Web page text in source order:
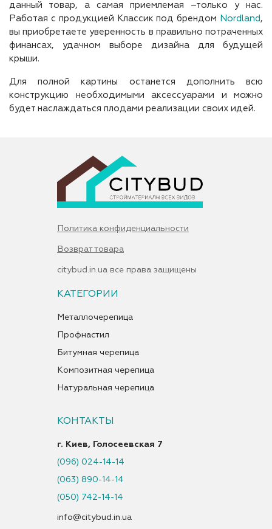
данный товар, а самая приемлемая –только у нас.
Работая с продукцией Классик под брендом Nordland,
вы приобретаете уверенность в правильно потраченных
финансах, удачном выборе дизайна для будущей
крыши.
Для полной картины останется дополнить всю
конструкцию необходимыми аксессуарами и можно
будет наслаждаться плодами реализации своих идей.
Политика конфиденциальности
Возврат товара
citybud.in.ua все права защищены
КАТЕГОРИИ
Металлочерепица
Профнастил
Битумная черепица
Композитная черепица
Натуральная черепица
КОНТАКТЫ
г. Киев, Голосеевская 7
(096) 024-14-14
(063) 890-14-14
(050) 742-14-14
info@citybud.in.ua